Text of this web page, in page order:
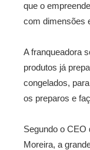
que o
com dimensões
A franqueadora
produtos já
congelados,
os preparos e
Segundo o CEO
Moreira, a